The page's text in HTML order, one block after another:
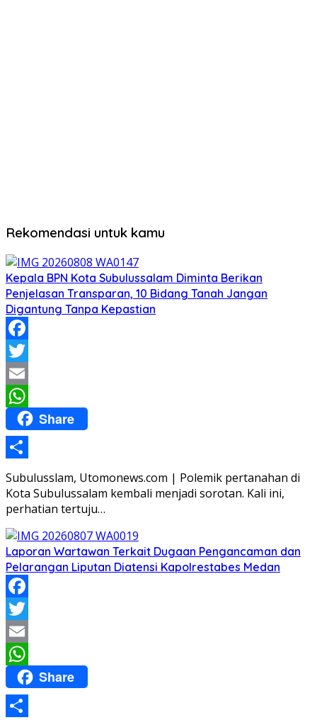
Rekomendasi untuk kamu
Kepala BPN Kota Subulussalam Diminta Berikan
Penjelasan Transparan, 10 Bidang Tanah Jangan
Digantung Tanpa Kepastian
Facebook
Twitter
Email
WhatsApp
Share
Share
Subulusslam, Utomonews.com | Polemik pertanahan di
Kota Subulussalam kembali menjadi sorotan. Kali ini,
perhatian tertuju…
Laporan Wartawan Terkait Dugaan Pengancaman dan
Pelarangan Liputan Diatensi Kapolrestabes Medan
Facebook
Twitter
Email
WhatsApp
Share